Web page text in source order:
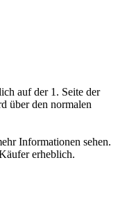
auf der 1. Seite der
über den normalen
Informationen sehen.
erheblich.